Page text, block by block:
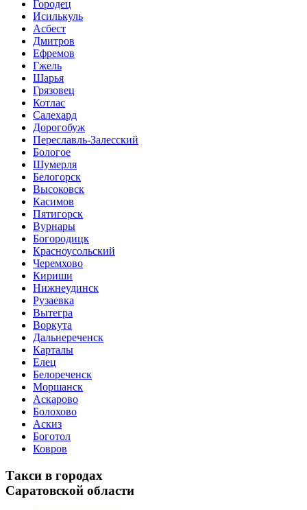
Городец
Исилькуль
Асбест
Дмитров
Ефремов
Гжель
Шарья
Грязовец
Котлас
Салехард
Дорогобуж
Переславль-Залесский
Бологое
Шумерля
Белогорск
Высоковск
Касимов
Пятигорск
Вурнары
Богородицк
Красноусольский
Черемхово
Кириши
Нижнеудинск
Рузаевка
Вытегра
Воркута
Дальнереченск
Карталы
Елец
Белореченск
Моршанск
Аскарово
Болохово
Аскиз
Боготол
Ковров
Такси в городах
Саратовской области